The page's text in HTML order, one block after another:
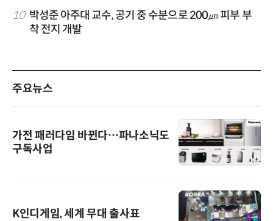
10 박성준 아주대 교수, 공기 중 수분으로 200㎛ 피부 부
착 전지 개발
주요뉴스
가전 패러다임 바뀐다…파나소닉도
구독사업
K인디게임, 세계 무대 출사표